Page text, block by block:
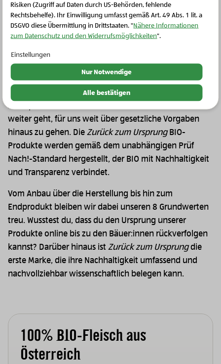
St. Johann Grieskirchen
Seit jeher steht eine ganzheitliche Denk- und
Handlungsweise beiZurück zum Ursprung
Mittelpunkt unseres Tuns. Deshalb bedeutet BIO, das
weiter geht, für uns weit über gesetzliche Vorgaben
hinaus zu gehen. Die Zurück zum UrsprungBIO-
Produkte werden gemäß dem unabhängigen Prüf
Nach!-Standard hergestellt, der BIO mit Nachhaltigkeit
und Transparenz verbindet.
Vom Anbau über die Herstellung bis hin zum
Endprodukt bleiben wir dabei unseren 8 Grundwerten
treu. Wusstest du, dass du den Ursprung unserer
Produkte online bis zu den Bäuer:innen rückverfolgen
kannst? Darüber hinaus ist Zurück zum Ursprungdie
erste Marke, die ihre Nachhaltigkeit umfassend und
nachvollziehbar wissenschaftlich belegen kann.
100% BIO-Fleisch aus
Österreich
Risiken (Zugriff auf Daten durch US-Behörden, fehlende
Rechtsbehelfe). Ihr Einwilligung umfasst gemäß Art. 49 Abs. 1 lit. a
DSGVO diese Übermittlung in Drittstaaten. "Nähere Informationen
zum Datenschutz und den Widerrufsmöglichkeiten".
Einstellungen
Nur Notwendige
Alle bestätigen